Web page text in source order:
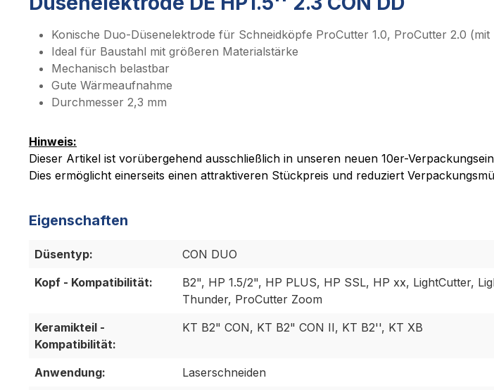
Konische Duo-Düsenelektrode für Schneidköpfe ProCutter 1.0, ProCutter 2.0
Ideal für Baustahl mit größeren Materialstärke
Mechanisch belastbar
Gute Wärmeaufnahme
Durchmesser 2,3 mm
Hinweis:
Dieser Artikel ist vorübergehend ausschließlich in unseren neuen 10er-
Dies ermöglicht einerseits einen attraktiveren Stückpreis und reduziert
Eigenschaften
Düsentyp:
CON DUO
Kopf - Kompatibilität:
B2", HP 1.5/2", HP PLUS, HP SSL, HP xx, LightCutter,
Thunder, ProCutter Zoom
Keramikteil -
Kompatibilität:
KT B2" CON, KT B2" CON II, KT B2'', KT XB
Anwendung:
Laserschneiden